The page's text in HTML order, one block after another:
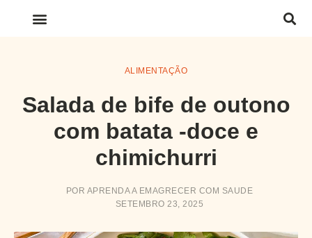
ALIMENTAÇÃO
Salada de bife de outono
com batata -doce e
chimichurri
POR APRENDA A EMAGRECER COM SAUDE
SETEMBRO 23, 2025